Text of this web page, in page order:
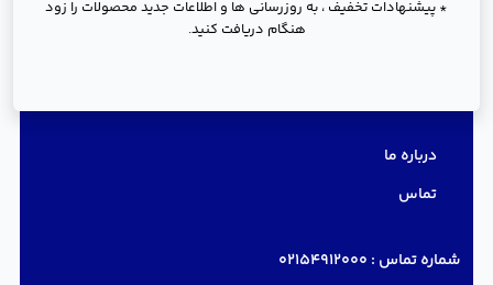
* پیشنهادات تخفیف ، به روزرسانی ها و اطلاعات جدید محصولات را زود
هنگام دریافت کنید.
درباره ما
تماس
شماره تماس : 02154912000